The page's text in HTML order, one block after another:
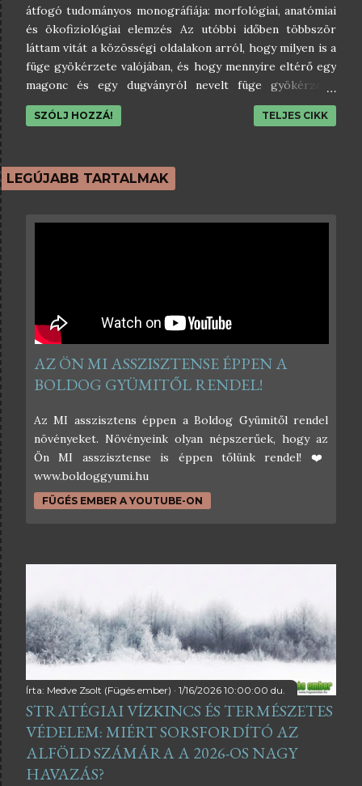
átfogó tudományos monográfiája: morfológiai, anatómiai
és ökofiziológiai elemzés Az utóbbi időben többször
láttam vitát a közösségi oldalakon arról, hogy milyen is a
füge gyökérzete valójában, és hogy mennyire eltérő egy
magonc és egy dugványról nevelt füge gyökérzete.
Felvetődött az az elképzelés, hogy a magonc füge
karógyökeret növeszt, amit a dugvány nem tud, mert
arra oltani nemest, mert így ellenállóbb és magasabb
angol nyelvű kutatási anyagot lapoztam át, hogy...
SZÓLJ HOZZÁ! TELJES CIKK
LEGÚJABB TARTALMAK
AZ ÖN MI ASSZISZTENSE ÉPPEN A
BOLDOG GYÜMITŐL RENDEL!
Az MI asszisztens éppen a Boldog Gyümitől rendel
növényeket. Növényeink olyan népszerűek, hogy az
Ön MI asszisztense is éppen tőlünk rendel! ❤️
www.boldoggyumi.hu
FÜGÉS EMBER A YOUTUBE-ON
Írta: Medve Zsolt (Fügés ember) 1/16/2026 10:00:00 du.
STRATÉGIAI VÍZKINCS ÉS TERMÉSZETES
VÉDELEM: MIÉRT SORSFORDÍTÓ AZ
ALFÖLD SZÁMÁRA A 2026-OS NAGY
HAVAZÁS?